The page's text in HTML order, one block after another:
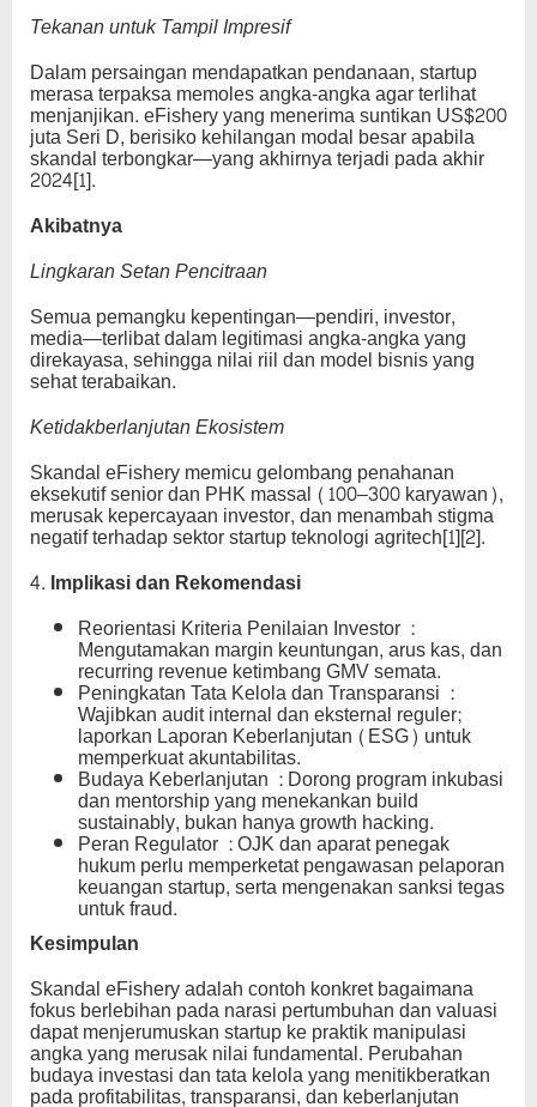
Tekanan untuk Tampil Impresif
Dalam persaingan mendapatkan pendanaan, startup
merasa terpaksa memoles angka-angka agar terlihat
menjanjikan. eFishery yang menerima suntikan US$200
juta Seri D, berisiko kehilangan modal besar apabila
skandal terbongkar—yang akhirnya terjadi pada akhir
2024[1].
Akibatnya
Lingkaran Setan Pencitraan
Semua pemangku kepentingan—pendiri, investor,
media—terlibat dalam legitimasi angka-angka yang
direkayasa, sehingga nilai riil dan model bisnis yang
sehat terabaikan.
Ketidakberlanjutan Ekosistem
Skandal eFishery memicu gelombang penahanan
eksekutif senior dan PHK massal (100–300 karyawan),
merusak kepercayaan investor, dan menambah stigma
negatif terhadap sektor startup teknologi agritech[1][2].
4. Implikasi dan Rekomendasi
Reorientasi Kriteria Penilaian Investor :
Mengutamakan margin keuntungan, arus kas, dan
recurring revenue ketimbang GMV semata.
Peningkatan Tata Kelola dan Transparansi :
Wajibkan audit internal dan eksternal reguler;
laporkan Laporan Keberlanjutan (ESG) untuk
memperkuat akuntabilitas.
Budaya Keberlanjutan : Dorong program inkubasi
dan mentorship yang menekankan build
sustainably, bukan hanya growth hacking.
Peran Regulator : OJK dan aparat penegak
hukum perlu memperketat pengawasan pelaporan
keuangan startup, serta mengenakan sanksi tegas
untuk fraud.
Kesimpulan
Skandal eFishery adalah contoh konkret bagaimana
fokus berlebihan pada narasi pertumbuhan dan valuasi
dapat menjerumuskan startup ke praktik manipulasi
angka yang merusak nilai fundamental. Perubahan
budaya investasi dan tata kelola yang menitikberatkan
pada profitabilitas, transparansi, dan keberlanjutan